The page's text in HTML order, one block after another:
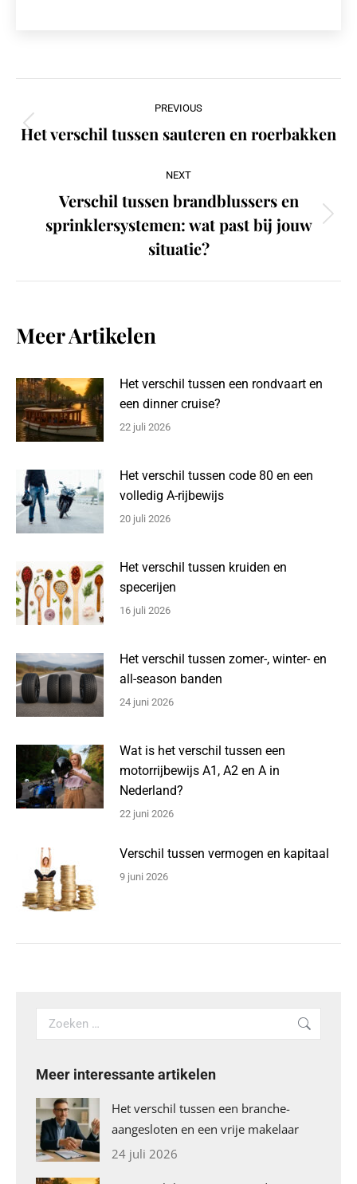
navigation
PREVIOUS
Previous
Het verschil tussen sauteren en roerbakken
NEXT
Next
post:
Verschil tussen brandblussers en
sprinklersystemen: wat past bij jouw
situatie?
Meer Artikelen
Het verschil tussen een rondvaart en
een dinner cruise?
22 juli 2026
Het verschil tussen code 80 en een
volledig A-rijbewijs
20 juli 2026
Het verschil tussen kruiden en
specerijen
16 juli 2026
Het verschil tussen zomer-, winter- en
all-season banden
24 juni 2026
Wat is het verschil tussen een
motorrijbewijs A1, A2 en A in
Nederland?
22 juni 2026
Verschil tussen vermogen en kapitaal
9 juni 2026
Search:
Meer interessante artikelen
Het verschil tussen een branche-
aangesloten en een vrije makelaar
24 juli 2026